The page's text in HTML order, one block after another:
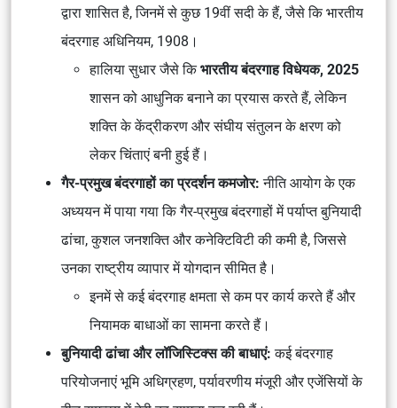
द्वारा शासित है, जिनमें से कुछ 19वीं सदी के हैं, जैसे कि भारतीय
बंदरगाह अधिनियम, 1908।
हालिया सुधार जैसे किभारतीय बंदरगाह विधेयक, 2025
शासन को आधुनिक बनाने का प्रयास करते हैं, लेकिन
शक्ति के केंद्रीकरण और संघीय संतुलन के क्षरण को
लेकर चिंताएं बनी हुई हैं।
गैर-प्रमुख बंदरगाहों का प्रदर्शन कमजोर: नीति आयोग के एक
अध्ययन में पाया गया कि गैर-प्रमुख बंदरगाहों में पर्याप्त बुनियादी
ढांचा, कुशल जनशक्ति और कनेक्टिविटी की कमी है, जिससे
उनका राष्ट्रीय व्यापार में योगदान सीमित है।
इनमें से कई बंदरगाह क्षमता से कम पर कार्य करते हैं और
नियामक बाधाओं का सामना करते हैं।
बुनियादी ढांचा और लॉजिस्टिक्स की बाधाएं: कई बंदरगाह
परियोजनाएं भूमि अधिग्रहण, पर्यावरणीय मंजूरी और एजेंसियों के